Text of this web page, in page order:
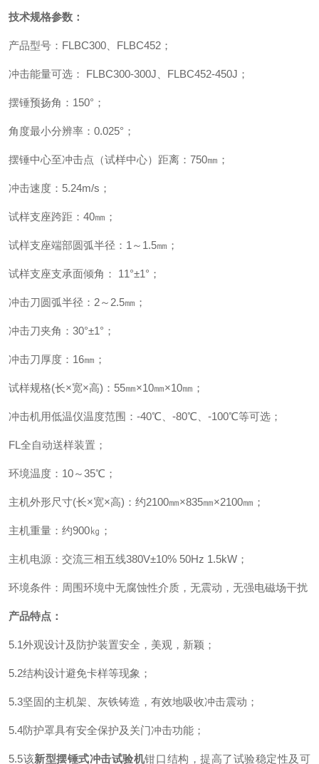
技术规格参数：
产品型号： FLBC300 FLBC452 ；
冲击能量可选： FLBC300-300J FLBC452-450J ；
摆锤预扬角： 150° ；
角度最小分辨率： 0.025° ；
摆锤中心至冲击点（试样中心）距离： 750㎜ ；
冲击速度： 5.24m/s ；
试样支座跨距： 40㎜ ；
试样支座端部圆弧半径： 1 ～ 1.5㎜ ；
试样支座支承面倾角： 11°±1° ；
冲击刀圆弧半径： 2～ 2.5㎜ ；
冲击刀夹角： 30°±1° ；
冲击刀厚度： 16㎜ ；
试样规格(长×宽×高) ： 55㎜×10㎜×10㎜ ；
冲击机用低温仪温度范围： -40℃、 -80℃、 -100℃等可选 ；
FL 全自动送样装置 ；
环境温度： 10～35℃ ；
主机外形尺寸(长×宽×高) ：约2100㎜×835㎜×2100㎜ ；
主机重量：约900㎏ ；
主机电源：交流三相五线380V±10% 50Hz 1.5kW ；
环境条件：周围环境中无腐蚀性介质，无震动，无强电磁场干扰
产品特点：
5.1外观设计及防护装置安全，美观，新颖；
5.2结构设计避免卡样等现象；
5.3坚固的主机架、灰铁铸造，有效地吸收冲击震动；
5.4防护罩具有安全保护及关门冲击功能；
5.5该新型摆锤式冲击试验机钳口结构，提高了试验稳定性及可